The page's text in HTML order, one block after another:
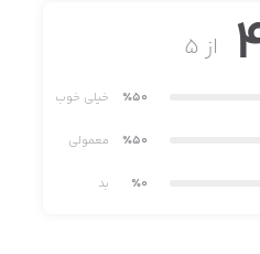
از ۵
٪50 خیلی خوب
٪50 معمولی
٪0 بد